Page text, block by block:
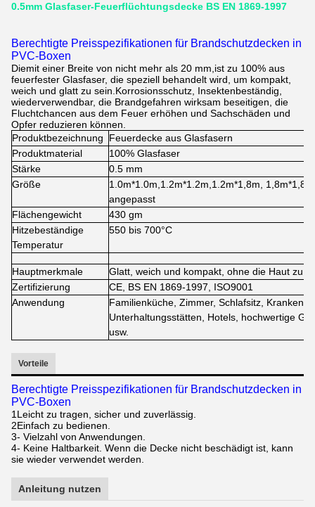
0.5mm Glasfaser-Feuerflüchtungsdecke BS EN 1869-1997
Berechtigte Preisspezifikationen für Brandschutzdecken in
PVC-Boxen
Diemit einer Breite von nicht mehr als 20 mm, ist zu 100% aus
feuerfester Glasfaser, die speziell behandelt wird, um kompakt,
weich und glatt zu sein.Korrosionsschutz, Insektenbeständig,
wiederverwendbar, die Brandgefahren wirksam beseitigen, die
Fluchtchancen aus dem Feuer erhöhen und Sachschäden und
Opfer reduzieren können.
Produktbezeichnung
Feuerdecke aus Glasfasern
Produktmaterial
100% Glasfaser
Stärke
0.5 mm
Größe
1.0m*1.0m,1.2m*1.2m,1.2m*1,8m,
angepasst
Flächengewicht
430 gm
Hitzebeständige
Temperatur
550 bis 700°C
Hauptmerkmale
Glatt, weich und kompakt, ohne die Haut zu
Zertifizierung
CE, BS EN 1869-1997, ISO9001
Anwendung
Familienküche, Zimmer, Schlafsitz,
Unterhaltungsstätten, Hotels, hochwertige
usw.
Vorteile
Berechtigte Preisspezifikationen für Brandschutzdecken in
PVC-Boxen
1Leicht zu tragen, sicher und zuverlässig.
2Einfach zu bedienen.
3- Vielzahl von Anwendungen.
4- Keine Haltbarkeit. Wenn die Decke nicht beschädigt ist, kann
sie wieder verwendet werden.
Anleitung nutzen